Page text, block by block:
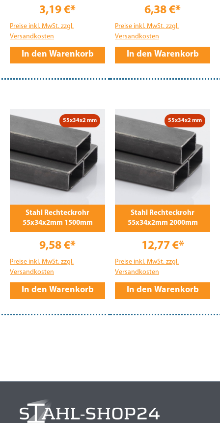
3,19 €*
Preise inkl. MwSt. zzgl.
Versandkosten
In den Warenkorb
6,38 €*
Preise inkl. MwSt. zzgl.
Versandkosten
In den Warenkorb
55x34x2 mm
Stahl Rechteckrohr
55x34x2mm 1500mm
9,58 €*
Preise inkl. MwSt. zzgl.
Versandkosten
In den Warenkorb
55x34x2 mm
Stahl Rechteckrohr
55x34x2mm 2000mm
12,77 €*
Preise inkl. MwSt. zzgl.
Versandkosten
In den Warenkorb